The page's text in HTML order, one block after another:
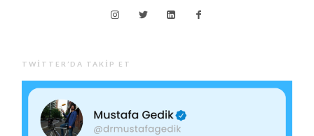
TWITTER’DA TAKIP ET